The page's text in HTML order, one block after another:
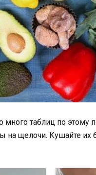
много таблиц по
на щелочи. Кушайте их